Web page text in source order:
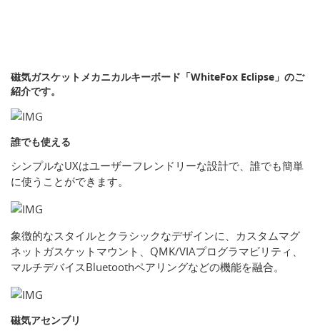
磁気ガスケットメカニカルキーボード「WhiteFox Eclipse」のご
紹介です。
誰でも使える
シンプルなUXはユーザーフレンドリーな設計で、誰でも簡単
に使うことができます。
象徴的なスタイルとクラシックなデザインに、カスタムマグ
ネットガスケットマウント、QMK/VIAプログラマビリティ、
マルチデバイスBluetoothペアリングなどの機能を融合。
磁気アセンブリ